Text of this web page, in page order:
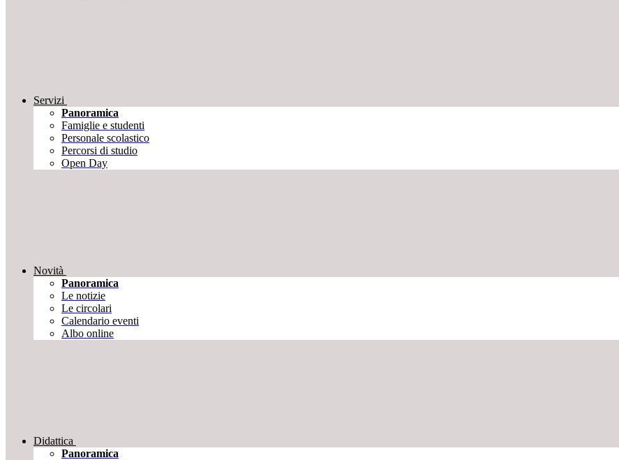
Servizi
Panoramica
Famiglie e studenti
Personale scolastico
Percorsi di studio
Open Day
Novità
Panoramica
Le notizie
Le circolari
Calendario eventi
Albo online
Didattica
Panoramica